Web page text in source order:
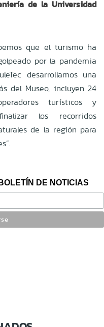
de la Universidad
que el turismo ha
por la pandemia
desarrollamos una
del Museo, incluyen 24
turísticos y
los recorridos
de la región para
DE NOTICIAS